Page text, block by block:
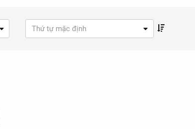
Thứ tự mặc định